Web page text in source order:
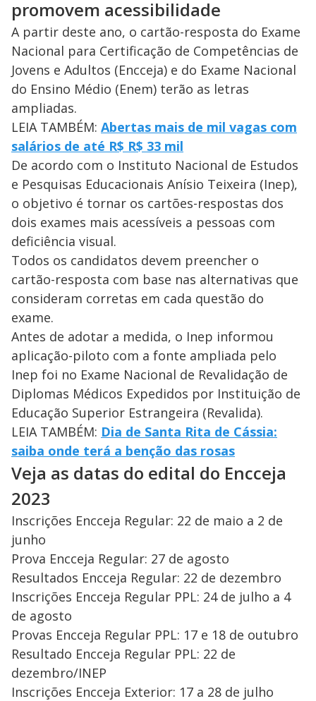
promovem acessibilidade
A partir deste ano, o cartão-resposta do Exame
Nacional para Certificação de Competências de
Jovens e Adultos (Encceja) e do Exame Nacional
do Ensino Médio (Enem) terão as letras
ampliadas.
LEIA TAMBÉM: Abertas mais de mil vagas com
salários de até R$ R$ 33 mil
De acordo com o Instituto Nacional de Estudos
e Pesquisas Educacionais Anísio Teixeira (Inep),
o objetivo é tornar os cartões-respostas dos
dois exames mais acessíveis a pessoas com
deficiência visual.
Todos os candidatos devem preencher o
cartão-resposta com base nas alternativas que
consideram corretas em cada questão do
exame.
Antes de adotar a medida, o Inep informou
aplicação-piloto com a fonte ampliada pelo
Inep foi no Exame Nacional de Revalidação de
Diplomas Médicos Expedidos por Instituição de
Educação Superior Estrangeira (Revalida).
LEIA TAMBÉM: Dia de Santa Rita de Cássia:
saiba onde terá a benção das rosas
Veja as datas do edital do Encceja
2023
Inscrições Encceja Regular: 22 de maio a 2 de
junho
Prova Encceja Regular: 27 de agosto
Resultados Encceja Regular: 22 de dezembro
Inscrições Encceja Regular PPL: 24 de julho a 4
de agosto
Provas Encceja Regular PPL: 17 e 18 de outubro
Resultado Encceja Regular PPL: 22 de
dezembro/INEP
Inscrições Encceja Exterior: 17 a 28 de julho